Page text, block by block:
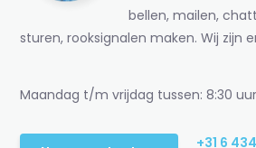
bellen, mailen,
sturen, rooksignalen maken. Wij zijn
Maandag t/m vrijdag tussen: 8:30
+31 6